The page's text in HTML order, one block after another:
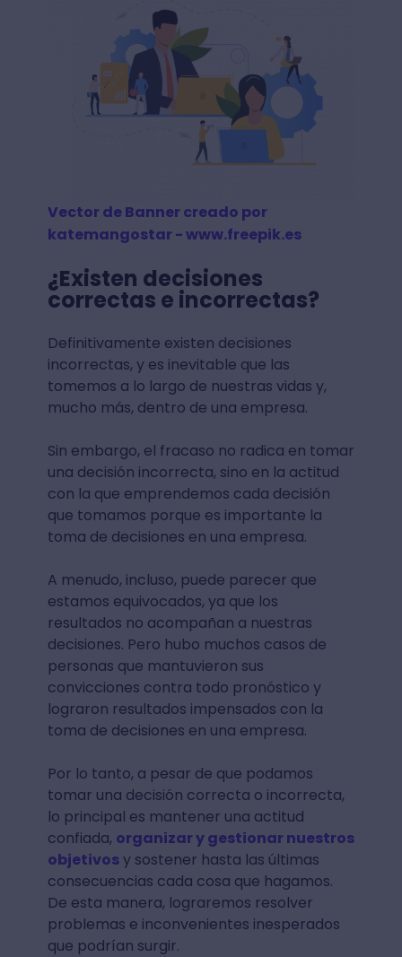
Vector de Banner creado por
katemangostar - www.freepik.es
¿Existen decisiones
correctas e incorrectas?
Definitivamente existen decisiones
incorrectas, y es inevitable que las
tomemos a lo largo de nuestras vidas y,
mucho más, dentro de una empresa.
Sin embargo, el fracaso no radica en tomar
una decisión incorrecta, sino en la actitud
con la que emprendemos cada decisión
que tomamos porque es importante la
toma de decisiones en una empresa.
A menudo, incluso, puede parecer que
estamos equivocados, ya que los
resultados no acompañan a nuestras
decisiones. Pero hubo muchos casos de
personas que mantuvieron sus
convicciones contra todo pronóstico y
lograron resultados impensados con la
toma de decisiones en una empresa.
Por lo tanto, a pesar de que podamos
tomar una decisión correcta o incorrecta,
lo principal es mantener una actitud
confiada, organizar y gestionar nuestros
objetivosy sostener hasta las últimas
consecuencias cada cosa que hagamos.
De esta manera, lograremos resolver
problemas e inconvenientes inesperados
que podrían surgir.